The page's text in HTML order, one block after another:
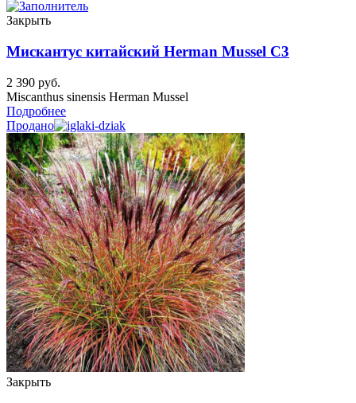
Закрыть
Мискантус китайский Herman Mussel C3
2 390 руб.
Miscanthus sinensis Herman Mussel
Подробнее
Продано
Закрыть